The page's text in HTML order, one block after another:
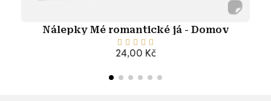
Nálepky Mé romantické já - Domov
    
24,00 Kč
Přidat do košíku